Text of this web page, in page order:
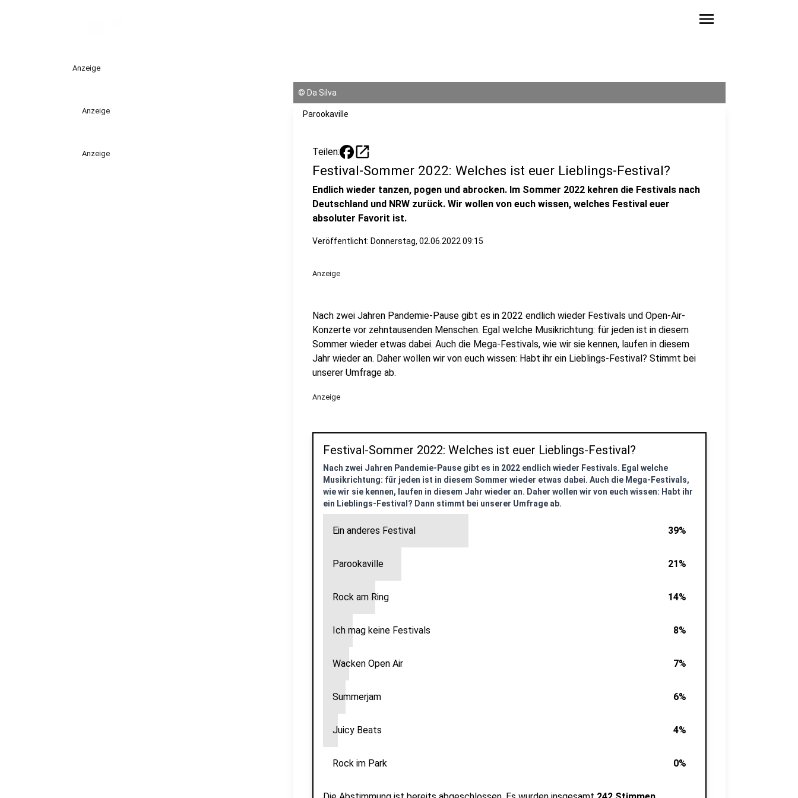
menu
Anzeige
Anzeige
Anzeige
© Da Silva
Parookaville
Teilen: open_in_new
Festival-Sommer 2022: Welches ist euer Lieblings-Festival?
Endlich wieder tanzen, pogen und abrocken. Im Sommer 2022 kehren die Festivals nach
Deutschland und NRW zurück. Wir wollen von euch wissen, welches Festival euer
absoluter Favorit ist.
Veröffentlicht: Donnerstag, 02.06.2022 09:15
Anzeige
Nach zwei Jahren Pandemie-Pause gibt es in 2022 endlich wieder Festivals und Open-Air-
Konzerte vor zehntausenden Menschen. Egal welche Musikrichtung: für jeden ist in diesem
Sommer wieder etwas dabei. Auch die Mega-Festivals, wie wir sie kennen, laufen in diesem
Jahr wieder an. Daher wollen wir von euch wissen: Habt ihr ein Lieblings-Festival? Stimmt bei
unserer Umfrage ab.
Anzeige
Festival-Sommer 2022: Welches ist euer Lieblings-Festival?
Nach zwei Jahren Pandemie-Pause gibt es in 2022 endlich wieder Festivals. Egal welche
Musikrichtung: für jeden ist in diesem Sommer wieder etwas dabei. Auch die Mega-Festivals,
wie wir sie kennen, laufen in diesem Jahr wieder an. Daher wollen wir von euch wissen: Habt ihr
ein Lieblings-Festival? Dann stimmt bei unserer Umfrage ab.
Ein anderes Festival 39%
Parookaville 21%
Rock am Ring 14%
Ich mag keine Festivals 8%
Wacken Open Air 7%
Summerjam 6%
Juicy Beats 4%
Rock im Park 0%